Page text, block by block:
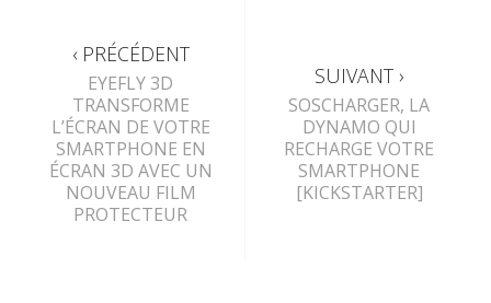
‹ PRÉCÉDENT
EYEFLY 3D
TRANSFORME
L’ÉCRAN DE VOTRE
SMARTPHONE EN
ÉCRAN 3D AVEC UN
NOUVEAU FILM
PROTECTEUR
SUIVANT ›
SOSCHARGER, LA
DYNAMO QUI
RECHARGE VOTRE
SMARTPHONE
[KICKSTARTER]